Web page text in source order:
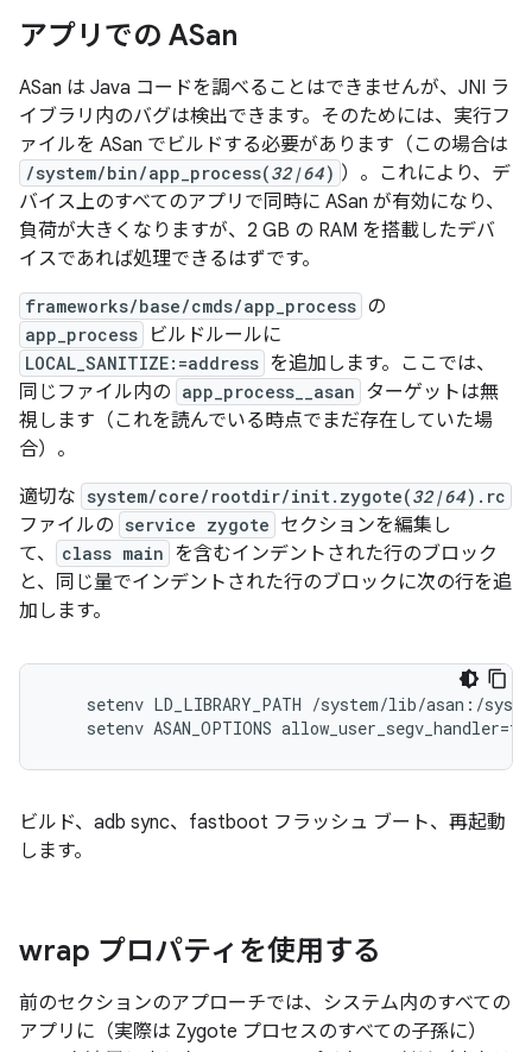
アプリでの ASan
ASan は Java コードを調べることはできませんが、JNI ラ
イブラリ内のバグは検出できます。そのためには、実行フ
ァイルを ASan でビルドする必要があります（この場合は
/system/bin/app_process(32|64) ）。これにより、デ
バイス上のすべてのアプリで同時に ASan が有効になり、
負荷が大きくなりますが、2 GB の RAM を搭載したデバ
イスであれば処理できるはずです。
frameworks/base/cmds/app_process の
app_process ビルドルールに
LOCAL_SANITIZE:=address を追加します。ここでは、
同じファイル内の app_process__asan ターゲットは無
視します（これを読んでいる時点でまだ存在していた場
合）。
適切な system/core/rootdir/init.zygote(32|64).rc
ファイルの service zygote セクションを編集し
て、
class main を含むインデントされた行のブロック
と、同じ量でインデントされた行のブロックに次の行を追
加します。
setenv LD_LIBRARY_PATH /system/lib/asan:/
ビルド、adb sync、fastboot フラッシュ ブート、再起動
します。
wrap プロパティを使用する
前のセクションのアプローチでは、システム内のすべての
アプリに（実際は Zygote プロセスのすべての子孫に）